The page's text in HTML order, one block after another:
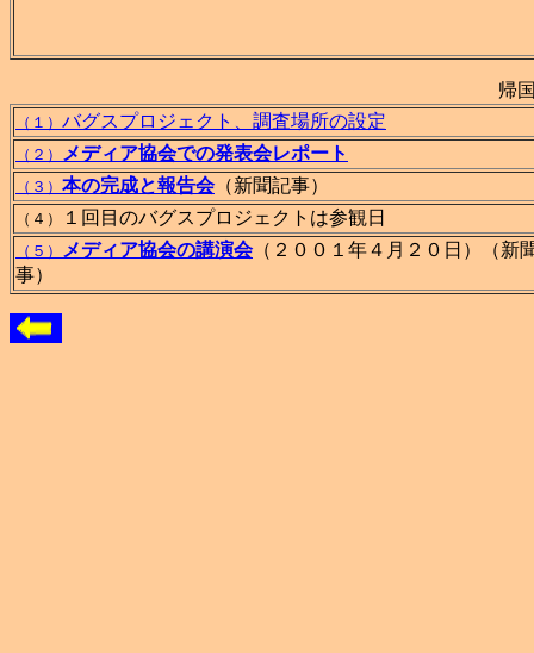
帰
（１） バグスプロジェクト、調査場所の設定
（２） メディア協会での発表会レポート
（３） 本の完成と報告会（新聞記事）
（４） １回目のバグスプロジェクトは参観日
（５） メディア協会の講演会（２００１年４月２０日）（新
事）